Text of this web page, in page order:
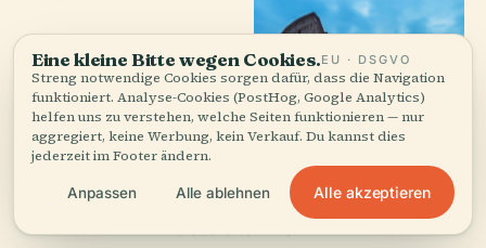
PLACE
Trevi-Brunnen
PLACE
Kolosseum
PLACE
Celio
PLACE
Forum
Romanum
Eine kleine Bitte wegen Cookies.EU · DSGVO
Streng notwendige Cookies sorgen dafür, dass die Navigation
funktioniert. Analyse-Cookies (PostHog, Google Analytics)
helfen uns zu verstehen, welche Seiten funktionieren — nur
aggregiert, keine Werbung, kein Verkauf. Du kannst dies
jederzeit im Footer ändern.
Anpassen Alle ablehnen Alle akzeptieren